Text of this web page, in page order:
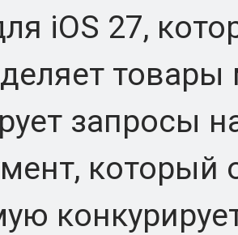
iOS 27,
запросы
который